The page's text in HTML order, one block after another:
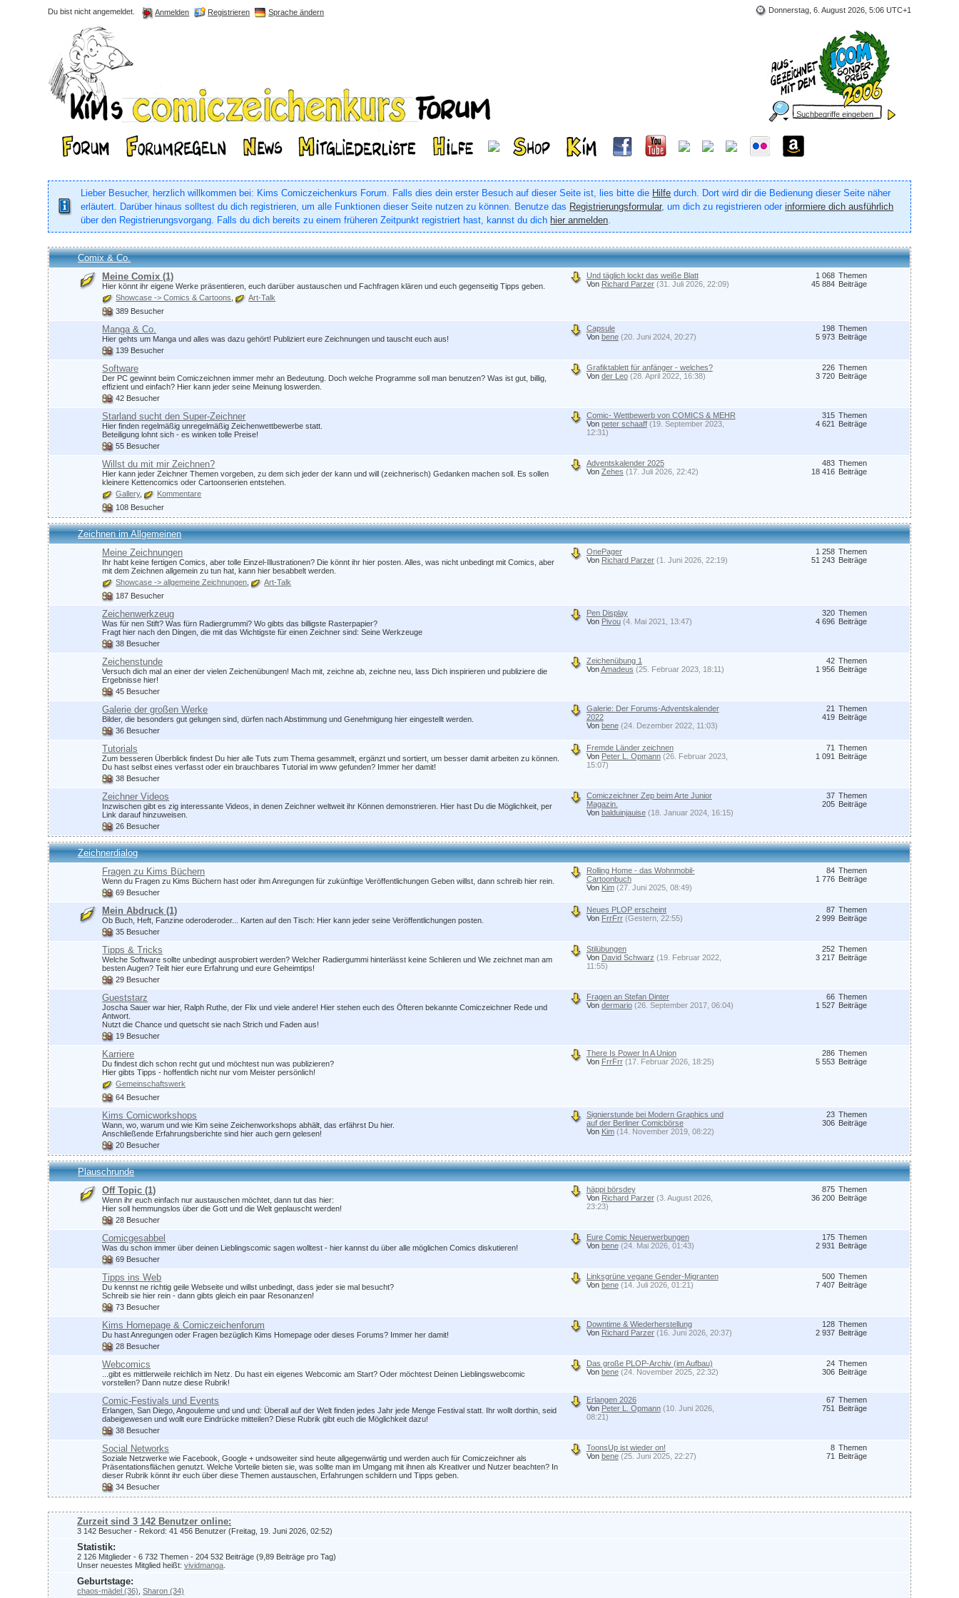
Donnerstag, 6. August 2026, 5:06 UTC+1
Du bist nicht angemeldet. Anmelden Registrieren Sprache ändern
Lieber Besucher, herzlich willkommen bei: Kims Comiczeichenkurs Forum. Falls dies dein erster Besuch auf dieser Seite ist, lies bitte die Hilfe durch. Dort wird dir die Bedienung dieser Seite näher
erläutert. Darüber hinaus solltest du dich registrieren, um alle Funktionen dieser Seite nutzen zu können. Benutze das Registrierungsformular, um dich zu registrieren oderinformiere dich ausführlich
über den Registrierungsvorgang. Falls du dich bereits zu einem früheren Zeitpunkt registriert hast, kannst du dich hier anmelden.
Comix & Co.
Meine Comix (1)
Hier könnt ihr eigene Werke präsentieren, euch darüber austauschen und Fachfragen klären und euch gegenseitig Tipps geben.
Showcase -> Comics & Cartoons
Art-Talk
389 Besucher
Und täglich lockt das weiße Blatt
Von Richard Parzer (31. Juli 2026, 22:09)
Themen
1 068
Beiträge
45 884
Manga & Co.
Hier gehts um Manga und alles was dazu gehört! Publiziert eure Zeichnungen und tauscht euch aus!
139 Besucher
Capsule
Von bene (20. Juni 2024, 20:27)
Themen
198
Beiträge
5 973
Software
Der PC gewinnt beim Comiczeichnen immer mehr an Bedeutung. Doch welche Programme soll man benutzen? Was ist gut, billig,
effizient und einfach? Hier kann jeder seine Meinung loswerden.
42 Besucher
Grafiktablett für anfänger - welches?
Von der Leo (28. April 2022, 16:38)
Themen
226
Beiträge
3 720
Starland sucht den Super-Zeichner
Hier finden regelmäßig unregelmäßig Zeichenwettbewerbe statt.
Beteiligung lohnt sich - es winken tolle Preise!
55 Besucher
Comic- Wettbewerb von COMICS & MEHR
Von peter schaaff (19. September 2023,
12:31)
Themen
315
Beiträge
4 621
Willst du mit mir Zeichnen?
Hier kann jeder Zeichner Themen vorgeben, zu dem sich jeder der kann und will (zeichnerisch) Gedanken machen soll. Es sollen
kleinere Kettencomics oder Cartoonserien entstehen.
Gallery
Kommentare
108 Besucher
Adventskalender 2025
Von Zehes (17. Juli 2026, 22:42)
Themen
483
Beiträge
18 416
Zeichnen im Allgemeinen
Meine Zeichnungen
Ihr habt keine fertigen Comics, aber tolle Einzel-Illustrationen? Die könnt ihr hier posten. Alles, was nicht unbedingt mit Comics, aber
mit dem Zeichnen allgemein zu tun hat, kann hier besabbelt werden.
Showcase -> allgemeine Zeichnungen
Art-Talk
187 Besucher
OnePager
Von Richard Parzer (1. Juni 2026, 22:19)
Themen
1 258
Beiträge
51 243
Zeichenwerkzeug
Was für nen Stift? Was fürn Radiergrummi? Wo gibts das billigste Rasterpapier?
Fragt hier nach den Dingen, die mit das Wichtigste für einen Zeichner sind: Seine Werkzeuge
38 Besucher
Pen Display
Von Pivou (4. Mai 2021, 13:47)
Themen
320
Beiträge
4 696
Zeichenstunde
Versuch dich mal an einer der vielen Zeichenübungen! Mach mit, zeichne ab, zeichne neu, lass Dich inspirieren und publiziere die
Ergebnisse hier!
45 Besucher
Zeichenübung 1
VonAmadeus (25. Februar 2023, 18:11)
Themen
42
Beiträge
1 956
Galerie der großen Werke
Bilder, die besonders gut gelungen sind, dürfen nach Abstimmung und Genehmigung hier eingestellt werden.
36 Besucher
Galerie: Der Forums-Adventskalender
2022
Von bene (24. Dezember 2022, 11:03)
Themen
21
Beiträge
419
Tutorials
Zum besseren Überblick findest Du hier alle Tuts zum Thema gesammelt, ergänzt und sortiert, um besser damit arbeiten zu können.
Du hast selbst eines verfasst oder ein brauchbares Tutorial im www gefunden? Immer her damit!
38 Besucher
Fremde Länder zeichnen
Von Peter L. Opmann (26. Februar 2023,
15:07)
Themen
71
Beiträge
1 091
Zeichner Videos
Inzwischen gibt es zig interessante Videos, in denen Zeichner weltweit ihr Können demonstrieren. Hier hast Du die Möglichkeit, per
Link darauf hinzuweisen.
26 Besucher
Comiczeichner Zep beim Arte Junior
Magazin.
Von balduinjauise (18. Januar 2024, 16:15)
Themen
37
Beiträge
205
Zeichnerdialog
Fragen zu Kims Büchern
Wenn du Fragen zu Kims Büchern hast oder ihm Anregungen für zukünftige Veröffentlichungen Geben willst, dann schreib hier rein.
69 Besucher
Rolling Home - das Wohnmobil-
Cartoonbuch
Von Kim (27. Juni 2025, 08:49)
Themen
84
Beiträge
1 776
Mein Abdruck (1)
Ob Buch, Heft, Fanzine oderoderoder... Karten auf den Tisch: Hier kann jeder seine Veröffentlichungen posten.
35 Besucher
Neues PLOP erscheint
Von FrrFrr (Gestern, 22:55)
Themen
87
Beiträge
2 999
Tipps & Tricks
Welche Software sollte unbedingt ausprobiert werden? Welcher Radiergummi hinterlässt keine Schlieren und Wie zeichnet man am
besten Augen? Teilt hier eure Erfahrung und eure Geheimtips!
29 Besucher
Stilübungen
Von David Schwarz (19. Februar 2022,
11:55)
Themen
252
Beiträge
3 217
Gueststarz
Joscha Sauer war hier, Ralph Ruthe, der Flix und viele andere! Hier stehen euch des Öfteren bekannte Comiczeichner Rede und
Antwort.
Nutzt die Chance und quetscht sie nach Strich und Faden aus!
19 Besucher
Fragen an Stefan Dinter
Von dermario (26. September 2017, 06:04)
Themen
66
Beiträge
1 527
Karriere
Du findest dich schon recht gut und möchtest nun was publizieren?
Hier gibts Tipps - hoffentlich nicht nur vom Meister persönlich!
Gemeinschaftswerk
64 Besucher
There Is Power In A Union
Von FrrFrr (17. Februar 2026, 18:25)
Themen
286
Beiträge
5 553
Kims Comicworkshops
Wann, wo, warum und wie Kim seine Zeichenworkshops abhält, das erfährst Du hier.
Anschließende Erfahrungsberichte sind hier auch gern gelesen!
20 Besucher
Signierstunde bei Modern Graphics und
auf der Berliner Comicbörse
Von Kim (14. November 2019, 08:22)
Themen
23
Beiträge
306
Plauschrunde
Off Topic (1)
Wenn ihr euch einfach nur austauschen möchtet, dann tut das hier:
Hier soll hemmungslos über die Gott und die Welt geplauscht werden!
28 Besucher
häppi börsdey
Von Richard Parzer (3. August 2026,
23:23)
Themen
875
Beiträge
36 200
Comicgesabbel
Was du schon immer über deinen Lieblingscomic sagen wolltest - hier kannst du über alle möglichen Comics diskutieren!
69 Besucher
Eure Comic Neuerwerbungen
Von bene (24. Mai 2026, 01:43)
Themen
175
Beiträge
2 931
Tipps ins Web
Du kennst ne richtig geile Webseite und willst unbedingt, dass jeder sie mal besucht?
Schreib sie hier rein - dann gibts gleich ein paar Resonanzen!
73 Besucher
Linksgrüne vegane Gender-Migranten
Von bene (14. Juli 2026, 01:21)
Themen
500
Beiträge
7 407
Kims Homepage & Comiczeichenforum
Du hast Anregungen oder Fragen bezüglich Kims Homepage oder dieses Forums? Immer her damit!
28 Besucher
Downtime & Wiederherstellung
Von Richard Parzer (16. Juni 2026, 20:37)
Themen
128
Beiträge
2 937
Webcomics
...gibt es mittlerweile reichlich im Netz. Du hast ein eigenes Webcomic am Start? Oder möchtest Deinen Lieblingswebcomic
vorstellen? Dann nutze diese Rubrik!
Das große PLOP-Archiv (im Aufbau)
Von bene (24. November 2025, 22:32)
Themen
24
Beiträge
306
Comic-Festivals und Events
Erlangen, San Diego, Angouleme und und und: Überall auf der Welt finden jedes Jahr jede Menge Festival statt. Ihr wollt dorthin, seid
dabeigewesen und wollt eure Eindrücke mitteilen? Diese Rubrik gibt euch die Möglichkeit dazu!
38 Besucher
Erlangen 2026
Von Peter L. Opmann (10. Juni 2026,
08:21)
Themen
67
Beiträge
751
Social Networks
Soziale Netzwerke wie Facebook, Google + undsoweiter sind heute allgegenwärtig und werden auch für Comiczeichner als
Präsentationsflächen genutzt. Welche Vorteile bieten sie, was sollte man im Umgang mit ihnen als Kreativer und Nutzer beachten? In
dieser Rubrik könnt ihr euch über diese Themen austauschen, Erfahrungen schildern und Tipps geben.
34 Besucher
ToonsUp ist wieder on!
Von bene (25. Juni 2025, 22:27)
Themen
8
Beiträge
71
Zurzeit sind 3 142 Benutzer online:
3 142 Besucher - Rekord: 41 456 Benutzer (Freitag, 19. Juni 2026, 02:52)
Statistik:
2 126 Mitglieder - 6 732 Themen - 204 532 Beiträge (9,89 Beiträge pro Tag)
Unser neuestes Mitglied heißt:vividmanga
Geburtstage:
chaos-mädel (36) ,Sharon (34)